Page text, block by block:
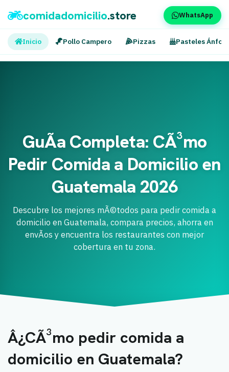
comidadomicilio.store WhatsApp
Inicio Pollo Campero Pizzas Pasteles Ánfora
GuÃ­a Completa: CÃ³mo
Pedir Comida a Domicilio en
Guatemala 2026
Descubre los mejores mÃ©todos para pedir comida a
domicilio en Guatemala, compara precios, ahorra en
envÃ­os y encuentra los restaurantes con mejor
cobertura en tu zona.
Â¿CÃ³mo pedir comida a
domicilio en Guatemala?